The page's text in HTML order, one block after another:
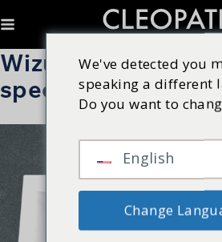
Wizualizer
specjalnych
We've detected you
speaking a different
Do you want to
English
Change